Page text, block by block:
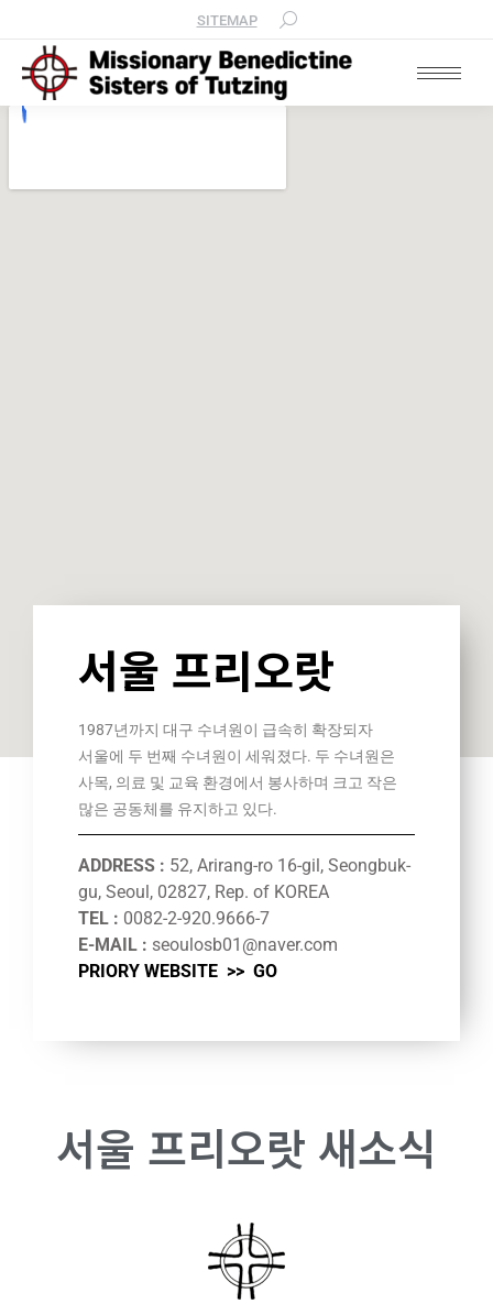
SITEMAP
서울 프리오랏
1987년까지 대구 수녀원이 급속히 확장되자
서울에 두 번째 수녀원이 세워졌다. 두 수녀원은
사목, 의료 및 교육 환경에서 봉사하며 크고 작은
많은 공동체를 유지하고 있다.
ADDRESS : 52, Arirang-ro 16-gil, Seongbuk-
gu, Seoul, 02827, Rep. of KOREA
TEL : 0082-2-920.9666-7
E-MAIL : seoulosb01@naver.com
PRIORY WEBSITE >> GO
서울 프리오랏 새소식